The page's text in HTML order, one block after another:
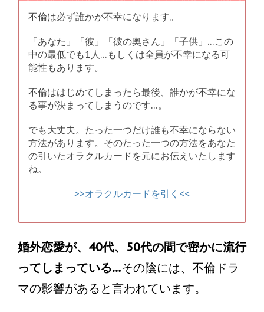
不倫は必ず誰かが不幸になります。
「あなた」「彼」「彼の奥さん」「子供」…この
中の最低でも1人…もしくは全員が不幸になる可
能性もあります。
不倫ははじめてしまったら最後、誰かが不幸にな
る事が決まってしまうのです…。
でも大丈夫。たった一つだけ誰も不幸にならない
方法があります。そのたった一つの方法をあなた
の引いたオラクルカードを元にお伝えいたします
ね。
>>オラクルカードを引く<<
婚外恋愛が、40代、50代の間で密かに流行
ってしまっている…その陰には、不倫ドラ
マの影響があると言われています。